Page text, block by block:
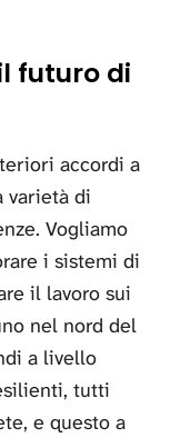
futuro di
accordi a
varietà di
Vogliamo
i sistemi di
il lavoro sui
nel nord del
a livello
tutti
e questo a